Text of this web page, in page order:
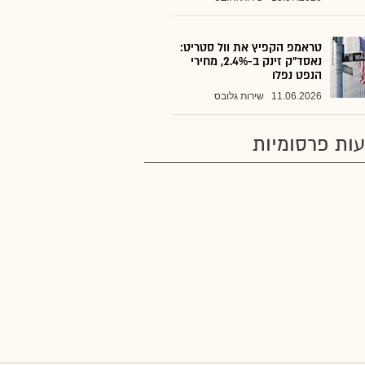
טראמפ הקפיץ את וול סטריט:
נאסד"ק זינק ב-2.4%, מחירי
הנפט נפלו
11.06.2026 שירות גלובס
פרסומיות